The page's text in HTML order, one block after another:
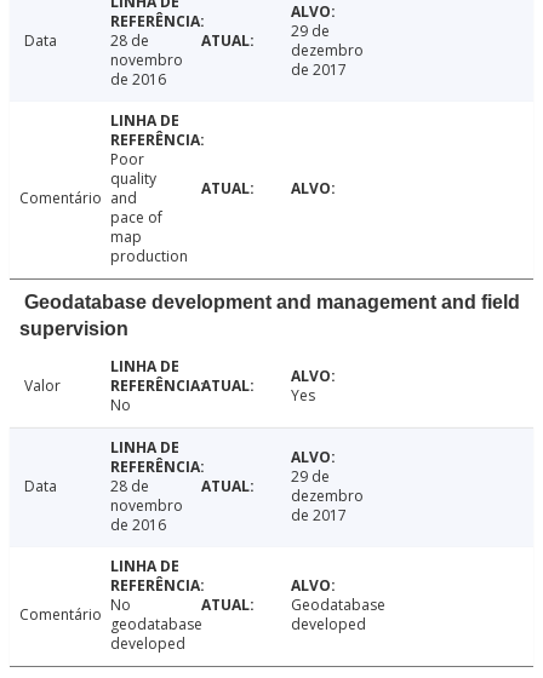
Data
28 de
novembro
de 2016
29 de
dezembro
de 2017
Comentário
Poor
quality
and
pace of
map
production
Geodatabase development and management and field
supervision
Valor
No
Yes
Data
28 de
novembro
de 2016
29 de
dezembro
de 2017
Comentário No
geodatabase
developed
Geodatabase
developed